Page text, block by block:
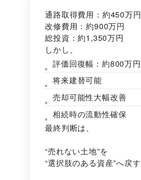
通路取得費用：約450万円
改修費用：約900万円
総投資：約1,350万円
しかし、
評価回復幅：約800万円
将来建替可能
売却可能性大幅改善
相続時の流動性確保
最終判断は、
“売れない土地”を
“選択肢のある資産”へ戻す